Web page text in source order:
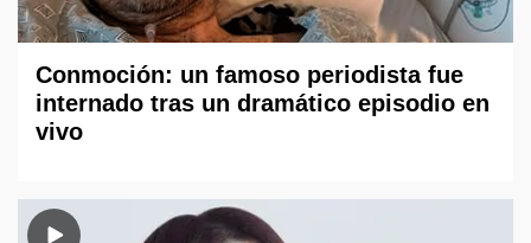
Conmoción: un famoso periodista fue
internado tras un dramático episodio en
vivo